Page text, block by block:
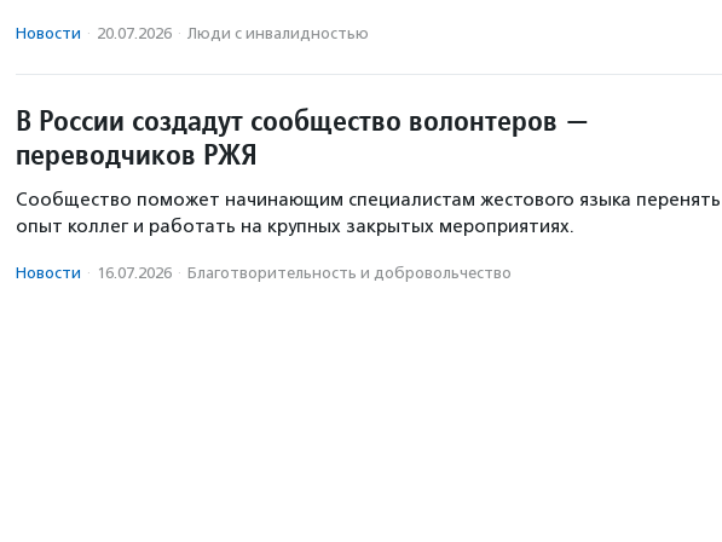
Новости · 20.07.2026 · Люди с инвалидностью
В России создадут сообщество волонтеров —
переводчиков РЖЯ
Сообщество поможет начинающим специалистам жестового языка перенять
опыт коллег и работать на крупных закрытых мероприятиях.
Новости · 16.07.2026 · Благотвори­тель­ность и доброволь­чест­во